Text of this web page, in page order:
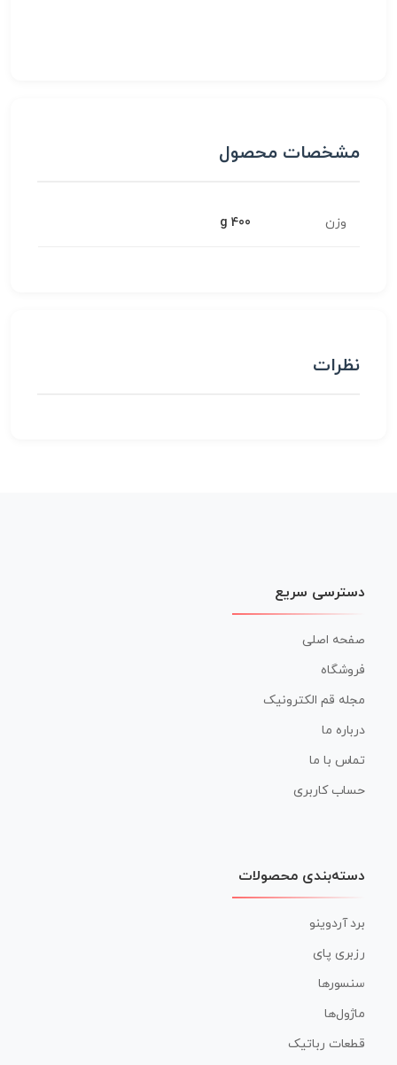
مشخصات محصول
وزن 400 g
نظرات
دسترسی سریع
صفحه اصلی
فروشگاه
مجله قم الکترونیک
درباره ما
تماس با ما
حساب کاربری
دسته‌بندی محصولات
برد آردوینو
رزبری پای
سنسورها
ماژول‌ها
قطعات رباتیک